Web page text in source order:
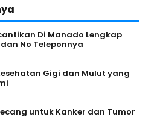
Di Manado Lengkap
No Teleponnya
Gigi dan Mulut yang
untuk Kanker dan Tumor